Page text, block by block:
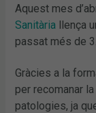
Aquest mes
Sanitària llença
passat més de
Gràcies a la
per recomanar
patologies, ja